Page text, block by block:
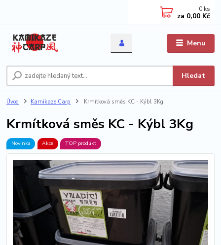
Menu
Hledat
0 ks
za 0,00 Kč
Úvod Kamikaze Carp Krmítková směs KC - Kýbl 3Kg
Krmítková směs KC - Kýbl 3Kg
Novinka Akce TOP produkt